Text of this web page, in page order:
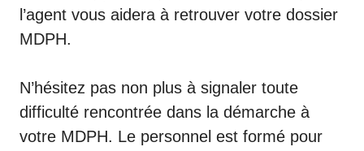
l’agent vous aidera à retrouver votre dossier
MDPH.
N’hésitez pas non plus à signaler toute
difficulté rencontrée dans la démarche à
votre MDPH. Le personnel est formé pour